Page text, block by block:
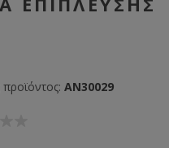
AN30029